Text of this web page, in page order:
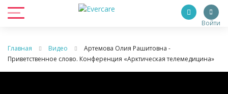
Войти
Главная Видео
Артемова Олия Рашитовна -
Приветственное слово. Конференция «Арктическая телемедицина»